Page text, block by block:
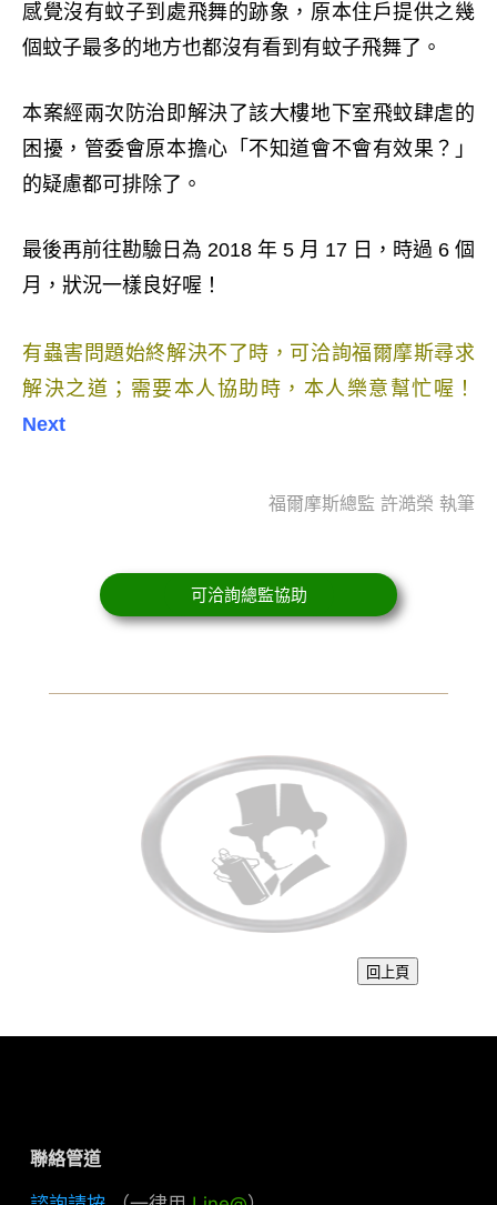
感覺沒有蚊子到處飛舞的跡象，原本住戶提供之幾
個蚊子最多的地方也都沒有看到有蚊子飛舞了。
本案經兩次防治即解決了該大樓地下室飛蚊肆虐的
困擾，管委會原本擔心「不知道會不會有效果？」
的疑慮都可排除了。
最後再前往勘驗日為 2018 年 5 月 17 日，時過 6 個
月，狀況一樣良好喔！
有蟲害問題始終解決不了時，可洽詢福爾摩斯尋求
解決之道；需要本人協助時，本人樂意幫忙喔！
Next
福爾摩斯總監 許澔榮 執筆
可洽詢總監協助
聯絡管道